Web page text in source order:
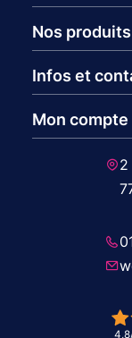
Nos produits
Infos et
Mon compte
2